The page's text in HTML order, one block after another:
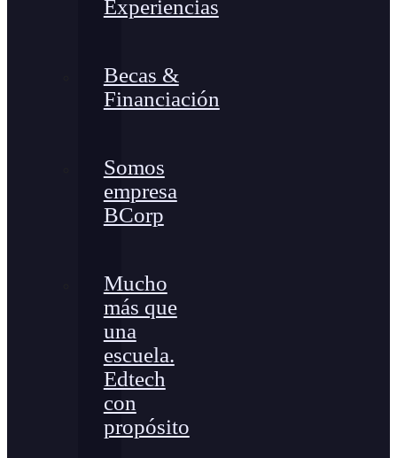
Experiencias
Becas &
Financiación
Somos
empresa
BCorp
Mucho
más que
una
escuela.
Edtech
con
propósito